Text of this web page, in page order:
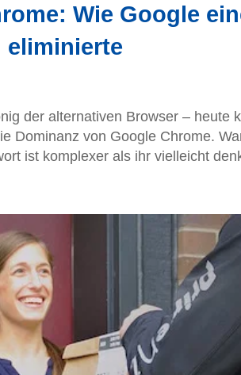
Wie Google
eliminierte
der alternativen Browser – heute
Dominanz von Google Chrome.
ist komplexer als ihr vielleicht